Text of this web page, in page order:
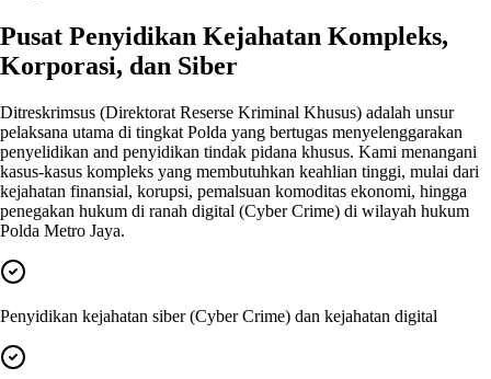
Pusat Penyidikan Kejahatan Kompleks,
Korporasi, dan Siber
Ditreskrimsus (Direktorat Reserse Kriminal Khusus) adalah unsur
pelaksana utama di tingkat Polda yang bertugas menyelenggarakan
penyelidikan and penyidikan tindak pidana khusus. Kami menangani
kasus-kasus kompleks yang membutuhkan keahlian tinggi, mulai dari
kejahatan finansial, korupsi, pemalsuan komoditas ekonomi, hingga
penegakan hukum di ranah digital (Cyber Crime) di wilayah hukum
Polda Metro Jaya.
Penyidikan kejahatan siber (Cyber Crime) dan kejahatan digital